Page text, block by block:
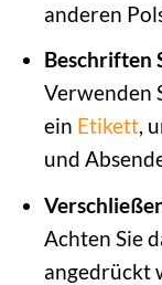
anderen
Beschriften
Verwenden
ein Etikett,
und
Achten Sie
angedrückt